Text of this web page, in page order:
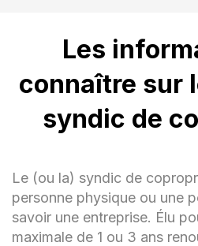
Les
connaître sur
syndic de
Le (ou la) syndic de
personne physique ou une
savoir une entreprise. Élu
maximale de 1 ou 3 ans